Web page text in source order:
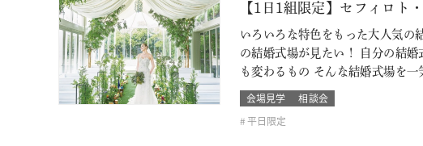
【1日1組限定】セフィロト
いろいろな特色をもった大人気の
の結婚式場が見たい！ 自分の結
も変わるもの そんな結婚式場を
会場見学
相談会
平日限定